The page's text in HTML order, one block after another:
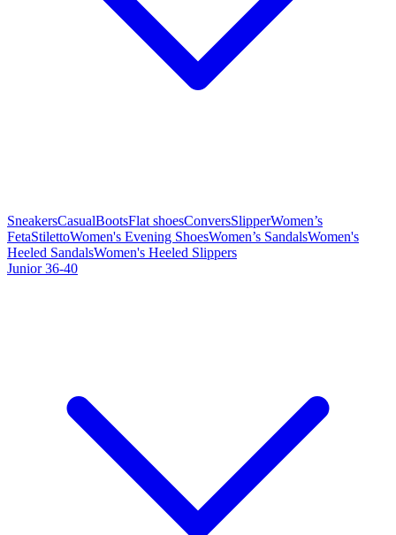
SneakersCasualBootsFlat shoesConversSlipperWomen’s
FetaStilettoWomen's Evening ShoesWomen’s SandalsWomen's
Heeled SandalsWomen's Heeled Slippers
Junior 36-40